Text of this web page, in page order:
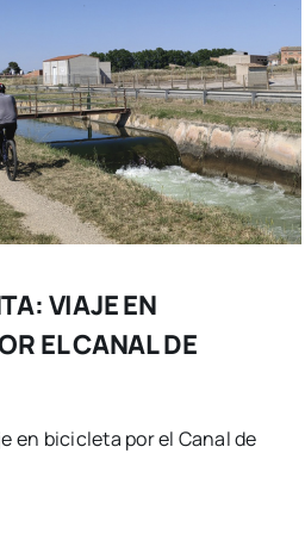
VIAJE EN
EL CANAL DE
en bicicleta por el Canal de